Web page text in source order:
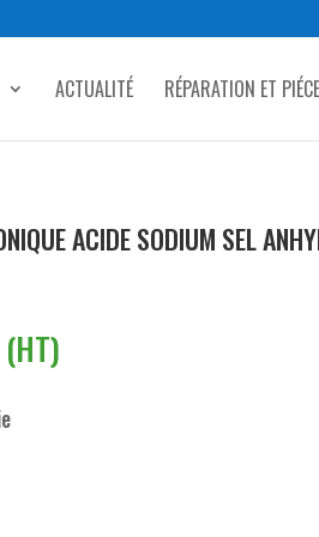
ACTUALITÉ RÉPARATION ET
ACIDE SODIUM SEL
(HT)